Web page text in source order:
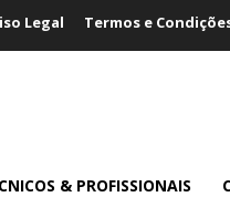
Legal Termos e
& PROFISSIONAIS